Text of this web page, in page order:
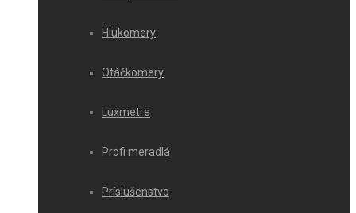
Hlukomery
Otáčkomery
Luxmetre
Profi meradlá
Príslušenstvo